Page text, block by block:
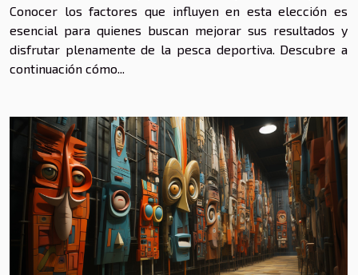
Conocer los factores que influyen en esta elección es
esencial para quienes buscan mejorar sus resultados y
disfrutar plenamente de la pesca deportiva. Descubre a
continuación cómo...